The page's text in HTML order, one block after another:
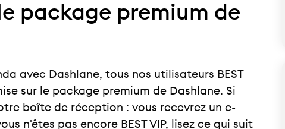
package premium de
avec Dashlane, tous nos utilisateurs BEST
sur le package premium de Dashlane. Si
boîte de réception : vous recevrez un e-
n'êtes pas encore BEST VIP, lisez ce qui suit